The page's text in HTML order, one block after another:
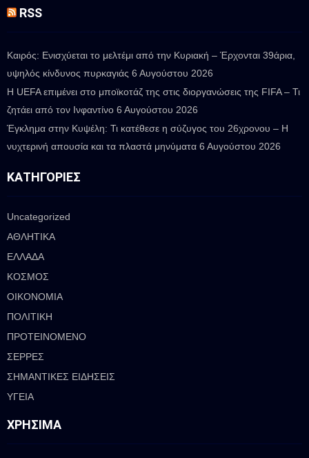
RSS
Καιρός: Ενισχύεται το μελτέμι από την Κυριακή – Έρχονται 39άρια,
υψηλός κίνδυνος πυρκαγιάς 6 Αυγούστου 2026
Η UEFA επιμένει στο μποϊκοτάζ της στις διοργανώσεις της FIFA – Τι
ζητάει από τον Ινφαντίνο 6 Αυγούστου 2026
Έγκλημα στην Κυψέλη: Τι κατέθεσε η σύζυγος του 26χρονου – Η
νυχτερινή απουσία και τα πλαστά μηνύματα 6 Αυγούστου 2026
ΚΑΤΗΓΟΡΊΕΣ
Uncategorized
ΑΘΛΗΤΙΚΑ
ΕΛΛΑΔΑ
ΚΟΣΜΟΣ
ΟΙΚΟΝΟΜΙΑ
ΠΟΛΙΤΙΚΗ
ΠΡΟΤΕΙΝΟΜΕΝΟ
ΣΕΡΡΕΣ
ΣΗΜΑΝΤΙΚΕΣ ΕΙΔΗΣΕΙΣ
ΥΓΕΙΑ
ΧΡΉΣΙΜΑ